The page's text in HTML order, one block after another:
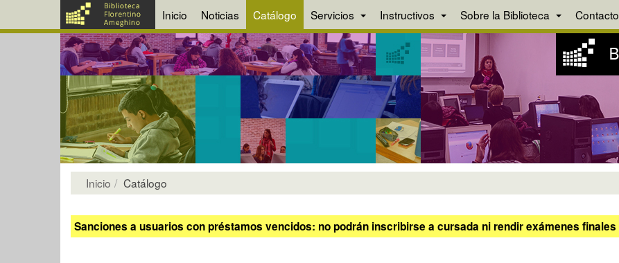
Inicio Noticias Catálogo Servicios Instructivos Sobre la Biblioteca Contacto
Inicio Catálogo
Sanciones a usuarios con préstamos vencidos: no podrán inscribirse a cursada ni rendir exámenes finales